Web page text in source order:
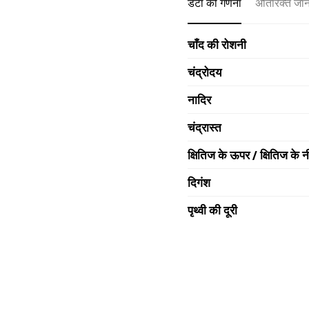
चाँद की रोशनी
चंद्रोदय
नादिर
चंद्रास्त
क्षितिज के ऊपर / क्षितिज के
दिगंश
पृथ्वी की दूरी